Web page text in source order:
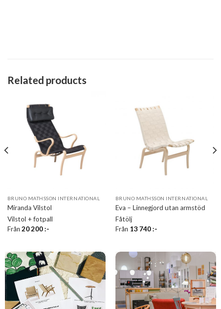
Related products
BRUNO MATHSSON INTERNATIONAL
Miranda Vilstol
Vilstol + fotpall
Från 20 200:-
BRUNO MATHSSON INTERNATIONAL
Eva – Linnegjord utan armstöd
Fåtölj
Från 13 740:-